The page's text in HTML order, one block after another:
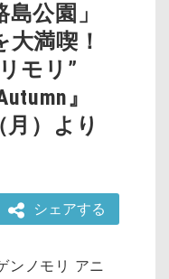
公園」
満喫！
モリ”
』
月）より
シェアする
ンノモリ アニ